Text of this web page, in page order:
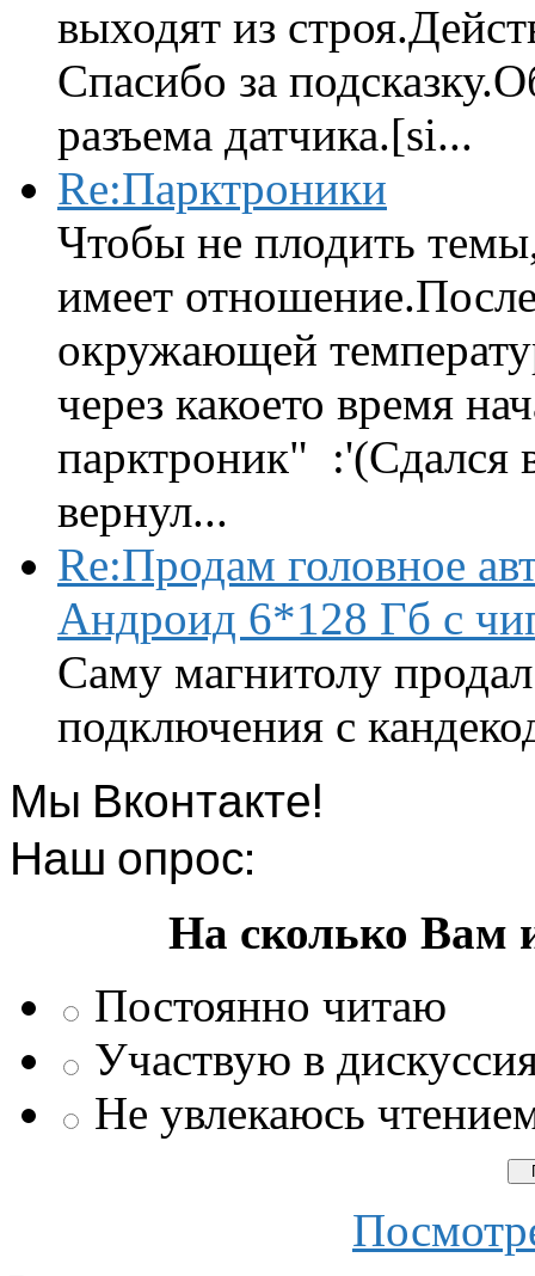
выходят из
Спасибо за
разъема датчика.[si...
Re:Парктроники
Чтобы не плодить
имеет
окружающей
через какоето время
парктроник" :'(Сдался
вернул...
Re:Продам головное
Андроид 6*128 Гб с
Саму магнитолу
подключения с
Мы Вконтакте!
Наш опрос:
На сколько Вам
Постоянно читаю
Участвую в
Не увлекаюсь